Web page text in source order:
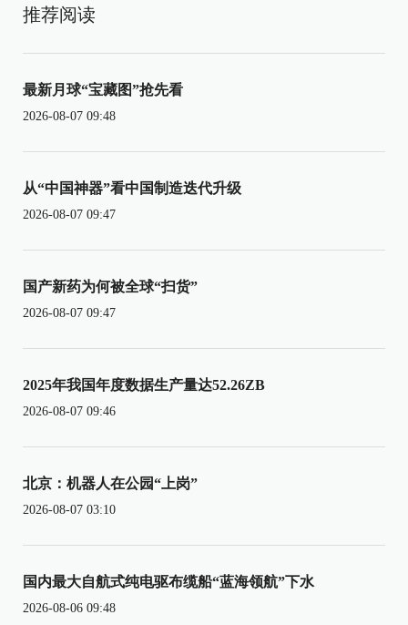
推荐阅读
最新月球“宝藏图”抢先看
2026-08-07 09:48
从“中国神器”看中国制造迭代升级
2026-08-07 09:47
国产新药为何被全球“扫货”
2026-08-07 09:47
2025年我国年度数据生产量达52.26ZB
2026-08-07 09:46
北京：机器人在公园“上岗”
2026-08-07 03:10
国内最大自航式纯电驱布缆船“蓝海领航”下水
2026-08-06 09:48